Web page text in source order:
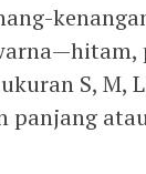
S, M,
panjang